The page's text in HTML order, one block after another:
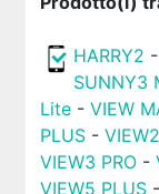
HARRY2 -
SUNNY3
Lite- VIEW
PLUS-
VIEW3 PRO-
VIEW5 PLUS-